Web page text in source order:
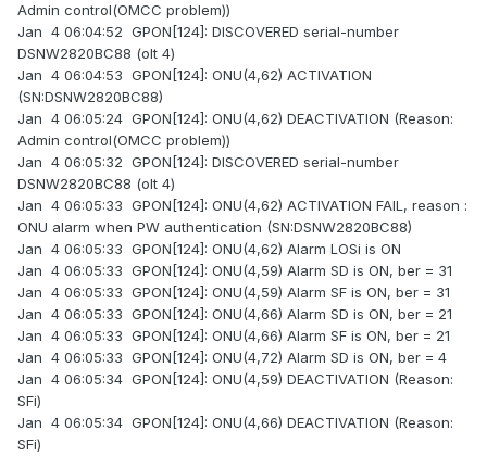
Admin control(OMCC problem))
Jan 4 06:04:52 GPON[124]: DISCOVERED serial-number
DSNW2820BC88 (olt 4)
Jan 4 06:04:53 GPON[124]: ONU(4,62) ACTIVATION
(SN:DSNW2820BC88)
Jan 4 06:05:24 GPON[124]: ONU(4,62) DEACTIVATION (Reason:
Admin control(OMCC problem))
Jan 4 06:05:32 GPON[124]: DISCOVERED serial-number
DSNW2820BC88 (olt 4)
Jan 4 06:05:33 GPON[124]: ONU(4,62) ACTIVATION FAIL, reason :
ONU alarm when PW authentication (SN:DSNW2820BC88)
Jan 4 06:05:33 GPON[124]: ONU(4,62) Alarm LOSi is ON
Jan 4 06:05:33 GPON[124]: ONU(4,59) Alarm SD is ON, ber = 31
Jan 4 06:05:33 GPON[124]: ONU(4,59) Alarm SF is ON, ber = 31
Jan 4 06:05:33 GPON[124]: ONU(4,66) Alarm SD is ON, ber = 21
Jan 4 06:05:33 GPON[124]: ONU(4,66) Alarm SF is ON, ber = 21
Jan 4 06:05:33 GPON[124]: ONU(4,72) Alarm SD is ON, ber = 4
Jan 4 06:05:34 GPON[124]: ONU(4,59) DEACTIVATION (Reason:
SFi)
Jan 4 06:05:34 GPON[124]: ONU(4,66) DEACTIVATION (Reason:
SFi)